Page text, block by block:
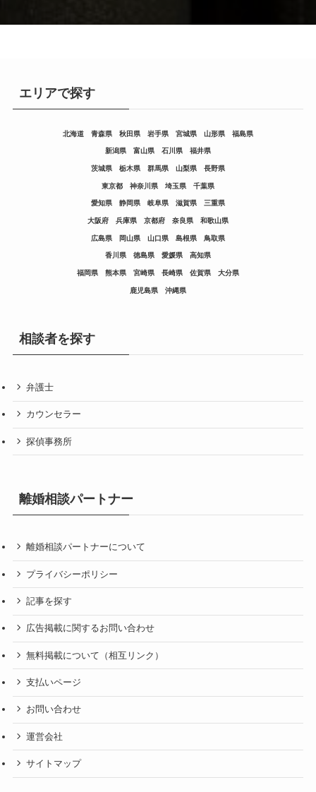
エリアで探す
北海道 青森県 秋田県 岩手県 宮城県 山形県 福島県
新潟県 富山県 石川県 福井県
茨城県 栃木県 群馬県 山梨県 長野県
東京都 神奈川県 埼玉県 千葉県
愛知県 静岡県 岐阜県 滋賀県 三重県
大阪府 兵庫県 京都府 奈良県 和歌山県
広島県 岡山県 山口県 島根県 鳥取県
香川県 徳島県 愛媛県 高知県
福岡県 熊本県 宮崎県 長崎県 佐賀県 大分県
鹿児島県 沖縄県
相談者を探す
弁護士
カウンセラー
探偵事務所
離婚相談パートナー
離婚相談パートナーについて
プライバシーポリシー
記事を探す
広告掲載に関するお問い合わせ
無料掲載について（相互リンク）
支払いページ
お問い合わせ
運営会社
サイトマップ